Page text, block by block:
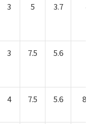
3 5 3.7 4
3 7.5 5.6
4 7.5 5.6 8.1